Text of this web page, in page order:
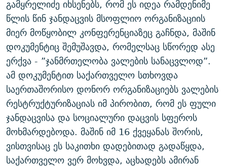
გამყრელიძე იხსენებს, რომ ეს იდეა რამდენიმე
წლის წინ ჯანდაცვის მსოფლიო ორგანიზაციის
მიერ მოწყობილ კონფერენციაზეც გაჩნდა, მაშინ
დოკუმენტიც შემუშავდა, რომელსაც სწორედ ასე
ერქვა - ”ჯანმრთელობა ვალების სანაცვლოდ”.
ამ დოკუმენტით საქართველო სთხოვდა
საერთაშორისო დონორ ორგანიზაციებს ვალების
რესტრუქტურიზაციას იმ პირობით, რომ ეს ფული
ჯანდაცვისა და სოციალური დაცვის სფეროს
მოხმარდებოდა. მაშინ იმ 16 ქვეყანას შორის,
ვისთვისაც ეს საკითხი დადებითად გადაწყდა,
საქართველო ვერ მოხვდა, აცხადებს ამირან